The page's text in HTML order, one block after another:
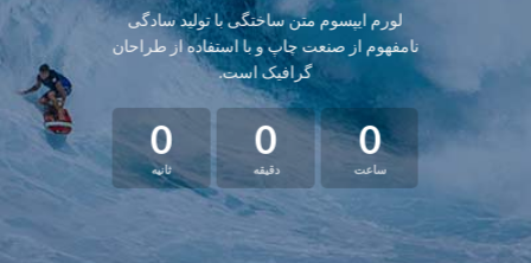
لورم ایپسوم متن ساختگی با تولید سادگی
نامفهوم از صنعت چاپ و با استفاده از طراحان
گرافیک است.
0
ساعت
0
دقیقه
0
ثانیه